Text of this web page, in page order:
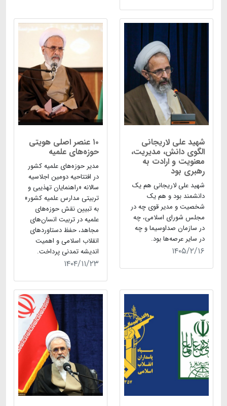
شهید علی لاریجانی
الگوی دانش، مدیریت،
معنویت و ارادت به
رهبری بود
شهید علی لاریجانی هم یک
دانشمند بود و هم یک
شخصیت و مدیر قوی چه در
مجلس شورای اسلامی، چه
در سازمان صداوسیما و چه
در سایر عرصه‌ها بود.
۱۴۰۵/۲/۱۶
۱۰ عنصر اصلی هویتی
حوزه‌های علمیه
مدیر حوزه‌های علمیه کشور
در افتتاحیه دومین اجلاسیه
سالانه «راهنمایان تهذیبی و
تربیتی مدارس علمیه کشور»
به تبیین نقش حوزه‌های
علمیه در تربیت انسان‌های
مجاهد، حفظ دستاوردهای
انقلاب اسلامی و اهمیت
اندیشه تمدنی پرداخت.
۱۴۰۴/۱۱/۲۳